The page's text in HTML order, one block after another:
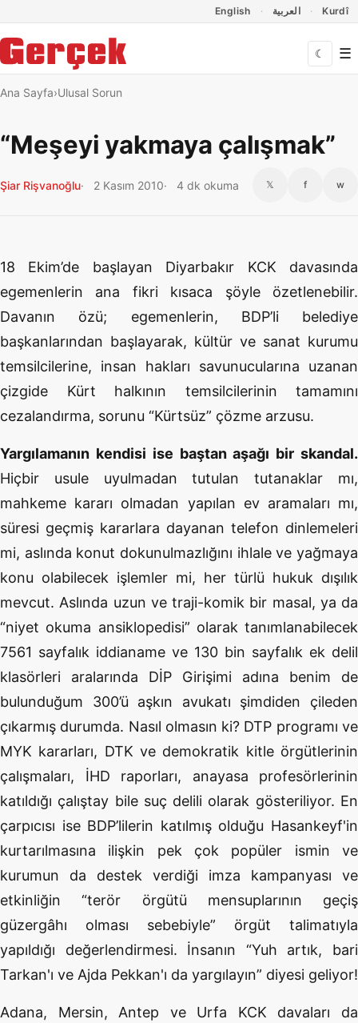
English العربية Kurdî
☾ ☰
Ana Sayfa Ulusal Sorun
“Meşeyi yakmaya çalışmak”
Şiar Rişvanoğlu 2 Kasım 2010 4 dk okuma 𝕏 f w
18 Ekim’de başlayan Diyarbakır KCK davasında
egemenlerin ana fikri kısaca şöyle özetlenebilir.
Davanın özü; egemenlerin, BDP’li belediye
başkanlarından başlayarak, kültür ve sanat kurumu
temsilcilerine, insan hakları savunucularına uzanan
çizgide Kürt halkının temsilcilerinin tamamını
cezalandırma, sorunu “Kürtsüz” çözme arzusu.
Yargılamanın kendisi ise baştan aşağı bir skandal.
Hiçbir usule uyulmadan tutulan tutanaklar mı,
mahkeme kararı olmadan yapılan ev aramaları mı,
süresi geçmiş kararlara dayanan telefon dinlemeleri
mi, aslında konut dokunulmazlığını ihlale ve yağmaya
konu olabilecek işlemler mi, her türlü hukuk dışılık
mevcut. Aslında uzun ve traji-komik bir masal, ya da
“niyet okuma ansiklopedisi” olarak tanımlanabilecek
7561 sayfalık iddianame ve 130 bin sayfalık ek delil
klasörleri aralarında DİP Girişimi adına benim de
bulunduğum 300’ü aşkın avukatı şimdiden çileden
çıkarmış durumda. Nasıl olmasın ki? DTP programı ve
MYK kararları, DTK ve demokratik kitle örgütlerinin
çalışmaları, İHD raporları, anayasa profesörlerinin
katıldığı çalıştay bile suç delili olarak gösteriliyor. En
çarpıcısı ise BDP’lilerin katılmış olduğu Hasankeyf'in
kurtarılmasına ilişkin pek çok popüler ismin ve
kurumun da destek verdiği imza kampanyası ve
etkinliğin “terör örgütü mensuplarının geçiş
güzergâhı olması sebebiyle” örgüt talimatıyla
yapıldığı değerlendirmesi. İnsanın “Yuh artık, bari
Tarkan'ı ve Ajda Pekkan'ı da yargılayın” diyesi geliyor!
Adana, Mersin, Antep ve Urfa KCK davaları da